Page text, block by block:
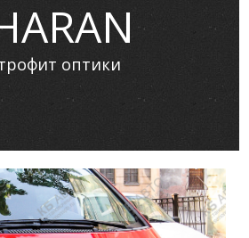
оптики